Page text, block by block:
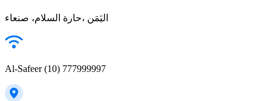
حارة السلام، صنعاء‎، اليَمَن
Al-Safeer (10) 777999997